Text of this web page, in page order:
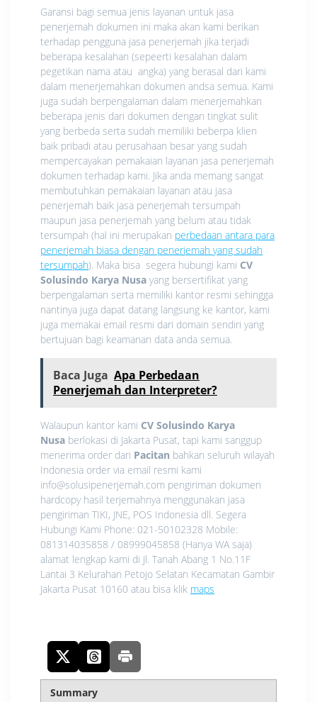
Garansi bagi semua jenis layanan untuk jasa
penerjemah dokumen ini maka akan kami berikan
terhadap pengguna jasa penerjemah jika terjadi
beberapa kesalahan (sepeerti kesalahan dalam
pegetikan nama atau angka) yang berasal dari kami
dalam menerjemahkan dokumen andsa semua. Kami
juga sudah berpengalaman dalam menerjemahkan
beberapa jenis dari dokumen dengan tingkat sulit
yang berbeda serta sudah memiliki beberpa klien
baik pribadi atau perusahaan besar yang sudah
mempercayakan pemakaian layanan jasa penerjemah
dokumen terhadap kami. Jika anda memang sangat
membutuhkan pemakaian layanan atau jasa
penerjemah baik jasa penerjemah tersumpah
maupun jasa penerjemah yang belum atau tidak
tersumpah (hal ini merupakan perbedaan antara para
penerjemah biasa dengan penerjemah yang sudah
tersumpah). Maka bisa segera hubungi kami CV
Solusindo Karya Nusa yang bersertifikat yang
berpengalaman serta memiliki kantor resmi sehingga
nantinya juga dapat datang langsung ke kantor, kami
juga memakai email resmi dari domain sendiri yang
bertujuan bagi keamanan data anda semua.
Baca Juga Apa Perbedaan
Penerjemah dan Interpreter?
Walaupun kantor kami CV Solusindo Karya
Nusa berlokasi di Jakarta Pusat, tapi kami sanggup
menerima order dari Pacitan bahkan seluruh wilayah
Indonesia order via email resmi kami
info@solusipenerjemah.com pengiriman dokumen
hardcopy hasil terjemahnya menggunakan jasa
pengiriman TIKI, JNE, POS Indonesia dll. Segera
Hubungi Kami Phone: 021-50102328 Mobile:
081314035858 / 08999045858 (Hanya WA saja)
alamat lengkap kami di Jl. Tanah Abang 1 No.11F
Lantai 3 Kelurahan Petojo Selatan Kecamatan Gambir
Jakarta Pusat 10160 atau bisa klik maps
Summary